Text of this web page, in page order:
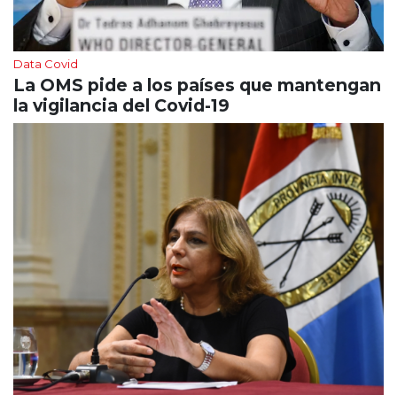
Data Covid
La OMS pide a los países que mantengan
la vigilancia del Covid-19